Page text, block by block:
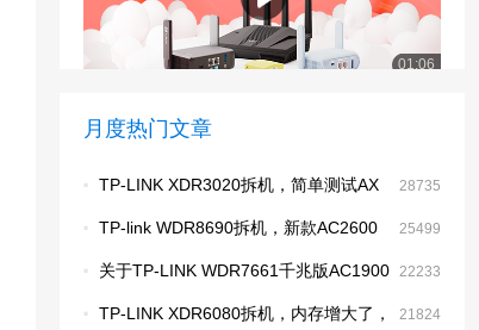
01:06
月度热门文章
28735
TP-LINK XDR3020拆机，简单测试AX
无线
·
25499
TP-link WDR8690拆机，新款AC2600
全千兆无线路由器
·
22233
关于TP-LINK WDR7661千兆版AC1900
M
·
21824
TP-LINK XDR6080拆机，内存增大了，
·